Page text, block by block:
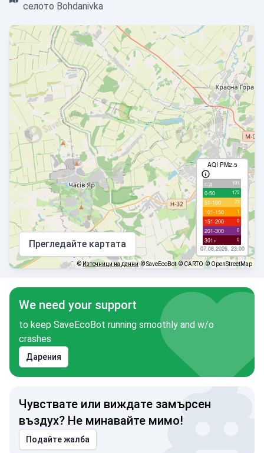
селото Bohdanivka
AQI PM2.5
с/д 101
0-50 175
51-100 73
101-150 1
151-200 0
201-300 0
301+ 0
07.08.2026, 23:00
Прегледайте картата
© Източници на данни © SaveEcoBot © CARTO © OpenStreetMap
We need your support
to keep SaveEcoBot running smoothly and w/o
crashes
Дарения
Чувствате или виждате замърсен
въздух? Не минавайте мимо!
Подайте жалба